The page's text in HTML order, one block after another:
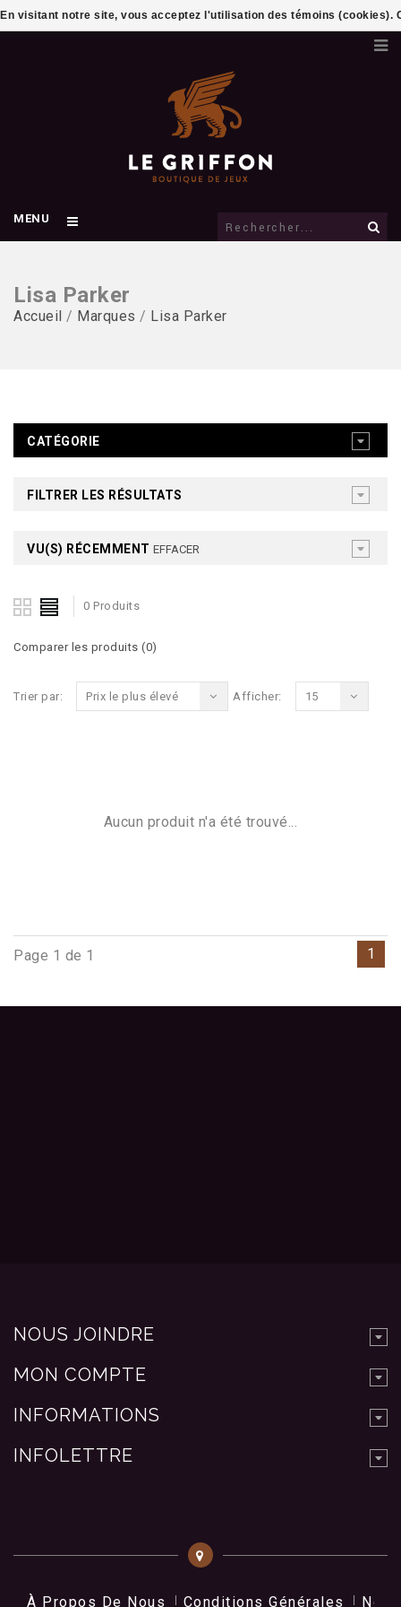
MENU
Lisa Parker
Accueil / Marques / Lisa Parker
CATÉGORIE
FILTRER LES RÉSULTATS
VU(S) RÉCEMMENT EFFACER
0 Produits
Comparer les produits (0)
Trier par: Prix le plus élevé Afficher: 15
Aucun produit n'a été trouvé...
Page 1 de 1 1
NOUS JOINDRE
MON COMPTE
INFORMATIONS
INFOLETTRE
À Propos De Nous Conditions Générales Nos
En visitant notre site, vous acceptez l'utilisation des témoins